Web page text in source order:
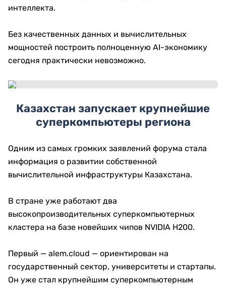
интеллекта.
Без качественных данных и вычислительных
мощностей построить полноценную AI-экономику
сегодня практически невозможно.
Казахстан запускает крупнейшие
суперкомпьютеры региона
Одним из самых громких заявлений форума стала
информация о развитии собственной
вычислительной инфраструктуры Казахстана.
В стране уже работают два
высокопроизводительных суперкомпьютерных
кластера на базе новейших чипов NVIDIA H200.
Первый — alem.cloud — ориентирован на
государственный сектор, университеты и стартапы.
Он уже стал крупнейшим суперкомпьютерным